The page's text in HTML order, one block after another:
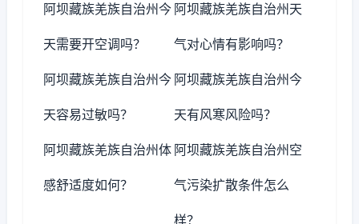
阿坝藏族羌族自治州今
天需要开空调吗？
阿坝藏族羌族自治州天
气对心情有影响吗？
阿坝藏族羌族自治州今
天容易过敏吗？
阿坝藏族羌族自治州今
天有风寒风险吗？
阿坝藏族羌族自治州体
感舒适度如何？
阿坝藏族羌族自治州空
气污染扩散条件怎么
样？